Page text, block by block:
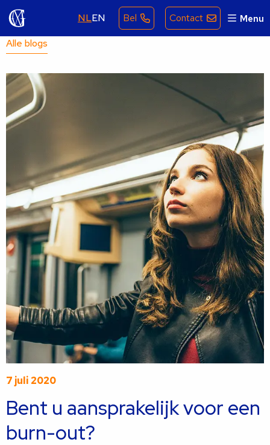
NLEN Bel Contact Menu
Alle blogs
7 juli 2020
Bent u aansprakelijk voor een
burn-out?